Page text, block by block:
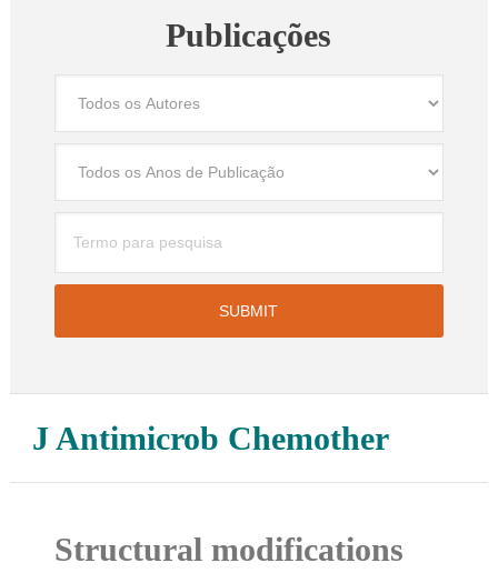
Publicações
J Antimicrob Chemother
Structural modifications